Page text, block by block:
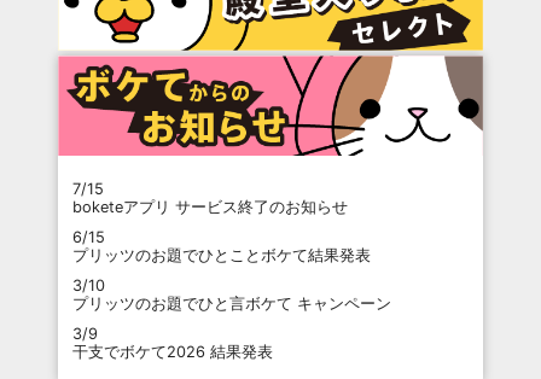
7/15
boketeアプリ サービス終了のお知らせ
6/15
プリッツのお題でひとことボケて結果発表
3/10
プリッツのお題でひと言ボケて キャンペーン
3/9
干支でボケて2026 結果発表